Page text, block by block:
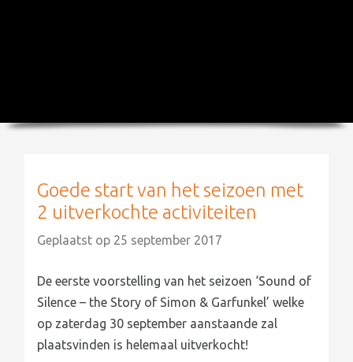
Goede start van het seizoen met
2 uitverkochte activiteiten
Geplaatst op 25 september 2017
De eerste voorstelling van het seizoen ‘Sound of
Silence – the Story of Simon & Garfunkel’ welke
op zaterdag 30 september aanstaande zal
plaatsvinden is helemaal uitverkocht!